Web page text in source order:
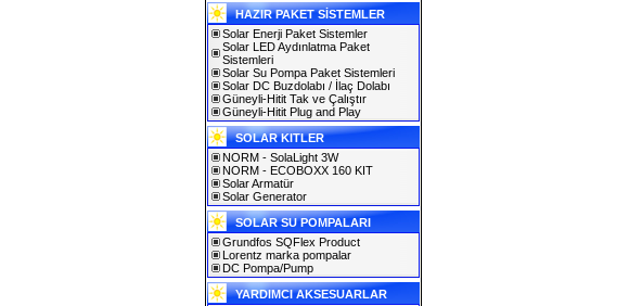
HAZIR PAKET SİSTEMLER
Solar Enerji Paket Sistemler
Solar LED Aydınlatma Paket
Sistemleri
Solar Su Pompa Paket Sistemleri
Solar DC Buzdolabı / İlaç Dolabı
Güneyli-Hitit Tak ve Çalıştır
Güneyli-Hitit Plug and Play
SOLAR KITLER
NORM - SolaLight 3W
NORM - ECOBOXX 160 KIT
Solar Armatür
Solar Generator
SOLAR SU POMPALARI
Grundfos SQFlex Product
Lorentz marka pompalar
DC Pompa/Pump
YARDIMCI AKSESUARLAR